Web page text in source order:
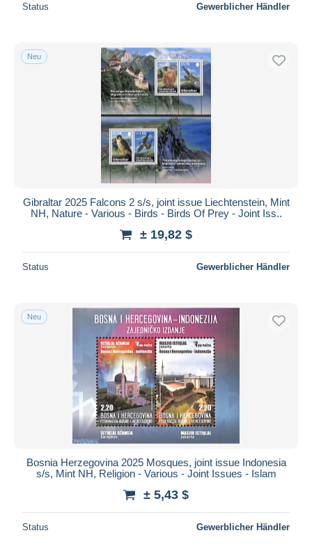
Status Gewerblicher Händler
Neu
Gibraltar 2025 Falcons 2 s/s, joint issue Liechtenstein, Mint
NH, Nature - Various - Birds - Birds Of Prey - Joint Iss..
± 19,82 $
Status Gewerblicher Händler
Neu
Bosnia Herzegovina 2025 Mosques, joint issue Indonesia
s/s, Mint NH, Religion - Various - Joint Issues - Islam
± 5,43 $
Status Gewerblicher Händler